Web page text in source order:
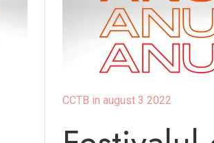
CCTB in august 3 2022